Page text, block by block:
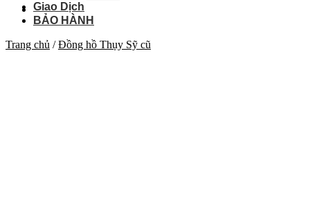
Giao Dịch
BẢO HÀNH
Trang chủ / Đồng hồ Thụy Sỹ cũ